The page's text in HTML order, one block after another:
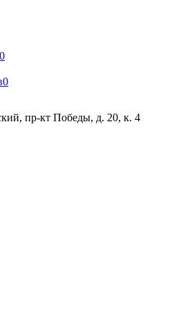
0
0
пр-кт Победы, д. 20, к. 4